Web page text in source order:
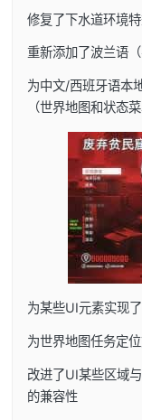
修复了下水道环境
重新添加了波兰语
为中文/西班牙语本
（世界地图和状态
为某些UI元素实现
为世界地图任务定
改进了UI某些区域
的兼容性